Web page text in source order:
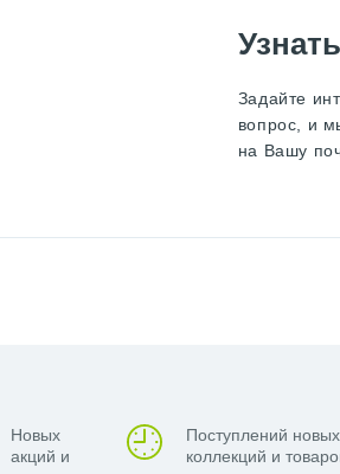
Задайте
вопрос, и
на Вашу
Новых
акций и
Поступлений новых
коллекций и